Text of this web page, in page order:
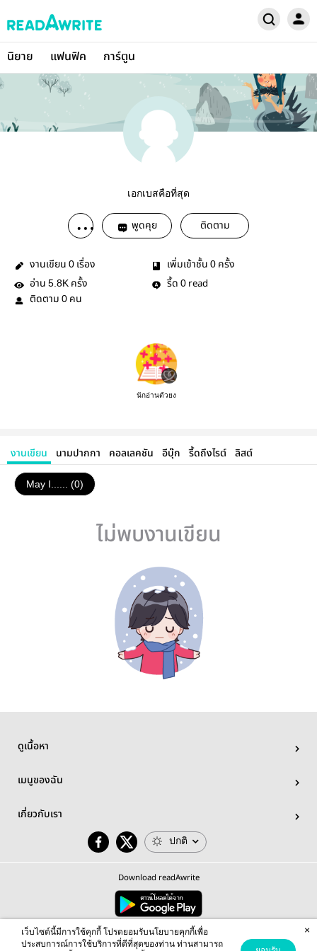
นิยาย แฟนฟิค การ์ตูน
เอกเบสคือที่สุด
พูดคุย ติดตาม
งานเขียน 0 เรื่อง เพิ่มเข้าชั้น 0 ครั้ง
อ่าน 5.8K ครั้ง รี้ด 0 read
ติดตาม 0 คน
นักอ่านตัวยง
งานเขียน นามปากกา คอลเลคชัน อีบุ๊ก รี้ดถึงไรต์ ลิสต์
May I...... (0)
ไม่พบงานเขียน
ดูเนื้อหา
เมนูของฉัน
เกี่ยวกับเรา
ปกติ
Download readAwrite
© 2026 readAwrite.com by MEB Corporation Public Company Limited
This site is protected by reCAPTCHA and the Google Privacy Policy Terms of Serviceapply.
เว็บไซต์นี้มีการใช้คุกกี้ โปรดยอมรับนโยบายคุกกี้เพื่อ
ประสบการณ์การใช้บริการที่ดีที่สุดของท่าน ท่านสามารถ
×